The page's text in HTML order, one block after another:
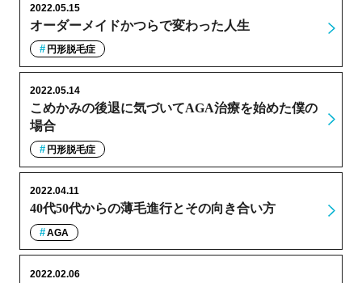
オーダーメイドかつらで変わった人生
2022.05.15
円形脱毛症
こめかみの後退に気づいてAGA治療を始めた僕の
場合
2022.05.14
円形脱毛症
40代50代からの薄毛進行とその向き合い方
2022.04.11
AGA
2022.02.06